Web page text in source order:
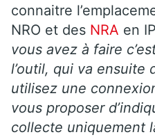
connaitre
NRO et des NRA en
vous avez à faire
l’outil, qui va ensuite
utilisez une
vous proposer
collecte uniquement